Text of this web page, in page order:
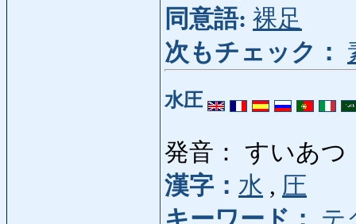
同意語: 裸足
次もチェック：
水圧
発音： すいあつ
漢字： 水 , 圧